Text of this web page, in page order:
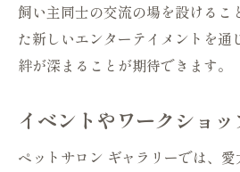
飼い主同士の交流の場を設けるこ
た新しいエンターテイメントを通
絆が深まることが期待できます。
イベントやワークショ
ペットサロン ギャラリーでは、